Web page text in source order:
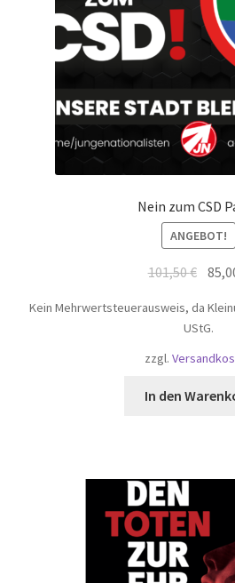
Nein zum CSD
ANGEBOT!
101,50€
war:
101,50
Kein Mehrwertsteuerausweis, da
UStG.
zzgl.
In den